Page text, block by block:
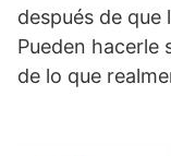
después de que
Pueden hacerle
de lo que